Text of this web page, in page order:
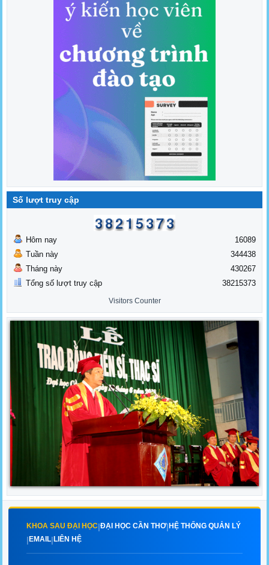
Số lượt truy cập
Hôm nay
Tuần này
Tháng này
Tổng số lượt truy cập
16089
344438
430267
38215373
Visitors Counter
KHOA SAU ĐẠI HỌC |ĐẠI HỌC CẦN THƠ|HỆ THỐNG QUẢN LÝ
|EMAIL |LIÊN HỆ